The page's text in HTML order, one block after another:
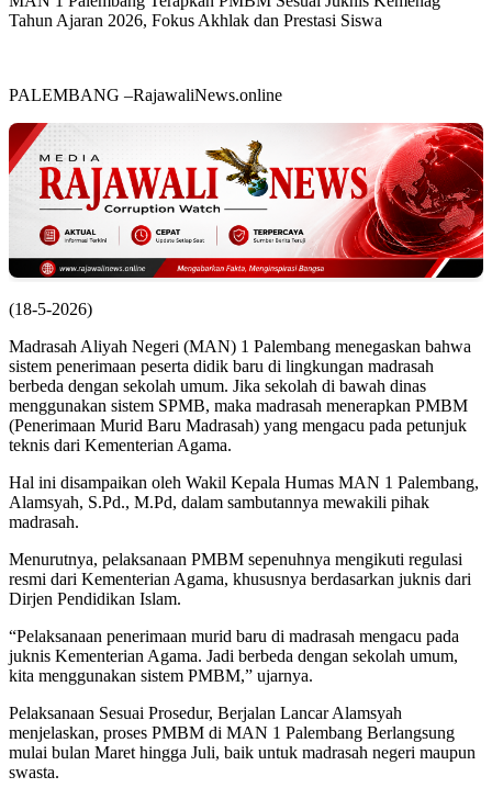
Tahun Ajaran 2026, Fokus Akhlak dan Prestasi Siswa
PALEMBANG –RajawaliNews.online
(18-5-2026)
Madrasah Aliyah Negeri (MAN) 1 Palembang menegaskan bahwa
sistem penerimaan peserta didik baru di lingkungan madrasah
berbeda dengan sekolah umum. Jika sekolah di bawah dinas
menggunakan sistem SPMB, maka madrasah menerapkan PMBM
(Penerimaan Murid Baru Madrasah) yang mengacu pada petunjuk
teknis dari Kementerian Agama.
Hal ini disampaikan oleh Wakil Kepala Humas MAN 1 Palembang,
Alamsyah, S.Pd., M.Pd, dalam sambutannya mewakili pihak
madrasah.
Menurutnya, pelaksanaan PMBM sepenuhnya mengikuti regulasi
resmi dari Kementerian Agama, khususnya berdasarkan juknis dari
Dirjen Pendidikan Islam.
“Pelaksanaan penerimaan murid baru di madrasah mengacu pada
juknis Kementerian Agama. Jadi berbeda dengan sekolah umum,
kita menggunakan sistem PMBM,” ujarnya.
Pelaksanaan Sesuai Prosedur, Berjalan Lancar Alamsyah
menjelaskan, proses PMBM di MAN 1 Palembang Berlangsung
mulai bulan Maret hingga Juli, baik untuk madrasah negeri maupun
swasta.